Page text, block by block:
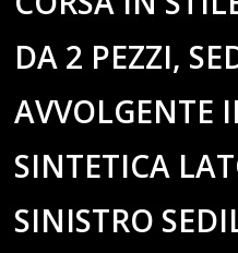
DA 2 PEZZI,
AVVOLGENTE
SINTETICA
SINISTRO